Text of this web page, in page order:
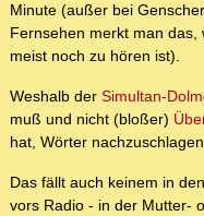
Minute (außer bei
Fernsehen merkt man das,
meist noch zu hören ist).
Weshalb der Simultan-
muß und nicht (bloßer)
hat, Wörter
Das fällt auch keinem in
vors Radio - in der Mutter-